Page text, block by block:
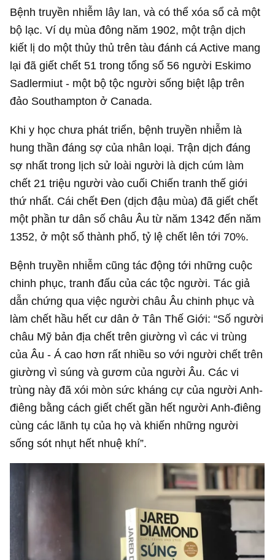
Bệnh truyền nhiễm lây lan, và có thể xóa sổ cả một
bộ lạc. Ví dụ mùa đông năm 1902, một trận dịch
kiết lị do một thủy thủ trên tàu đánh cá Active mang
lại đã giết chết 51 trong tổng số 56 người Eskimo
Sadlermiut - một bộ tộc người sống biệt lập trên
đảo Southampton ở Canada.
Khi y học chưa phát triển, bệnh truyền nhiễm là
hung thần đáng sợ của nhân loại. Trận dịch đáng
sợ nhất trong lịch sử loài người là dịch cúm làm
chết 21 triệu người vào cuối Chiến tranh thế giới
thứ nhất. Cái chết Đen (dịch đậu mùa) đã giết chết
một phần tư dân số châu Âu từ năm 1342 đến năm
1352, ở một số thành phố, tỷ lệ chết lên tới 70%.
Bệnh truyền nhiễm cũng tác động tới những cuộc
chinh phục, tranh đấu của các tộc người. Tác giả
dẫn chứng qua việc người châu Âu chinh phục và
làm chết hầu hết cư dân ở Tân Thế Giới: “Số người
châu Mỹ bản địa chết trên giường vì các vi trùng
của Âu - Á cao hơn rất nhiều so với người chết trên
giường vì súng và gươm của người Âu. Các vi
trùng này đã xói mòn sức kháng cự của người Anh-
điêng bằng cách giết chết gần hết người Anh-điêng
cùng các lãnh tụ của họ và khiến những người
sống sót nhụt hết nhuệ khí”.